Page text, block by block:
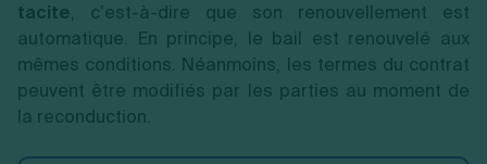
tacite, c’est-à-dire que son renouvellement est
automatique. En principe, le bail est renouvelé aux
mêmes conditions. Néanmoins, les termes du contrat
peuvent être modifiés par les parties au moment de
la reconduction.